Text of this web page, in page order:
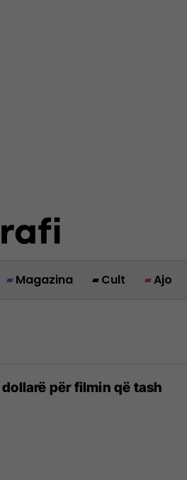
Magazina Cult Ajo
për filmin që tash